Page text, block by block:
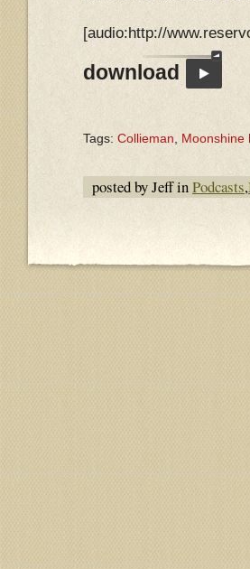
[audio:http://
download
Tags: Collieman Moonshine
posted by Jeff inPodcasts,